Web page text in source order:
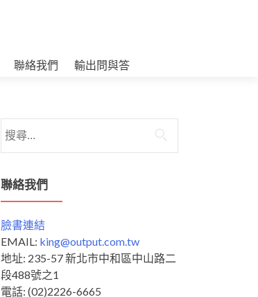
聯絡我們 輸出問與答
尋
鍵
字:
聯絡我們
臉書連結
EMAIL: king@output.com.tw
地址: 235-57 新北市中和區中山路二
段488號之1
電話: (02)2226-6665